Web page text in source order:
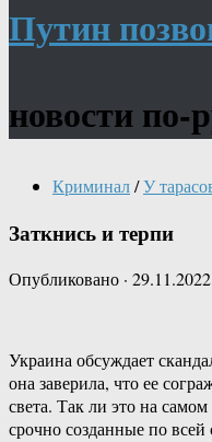
Путин
новости по-
Криминал/У
Заткнись и терпи
Опубликовано · 29.11.2022
Украина обсуждает
она заверила, что ее
света. Так ли это на
срочно созданные по